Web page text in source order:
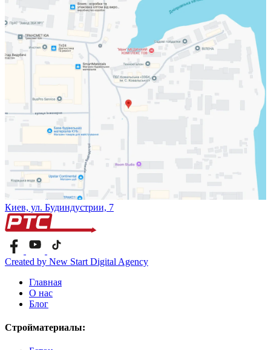
Киев, ул. Будиндустрии, 7
Created by New Start Digital Agency
Главная
О нас
Блог
Стройматериалы: